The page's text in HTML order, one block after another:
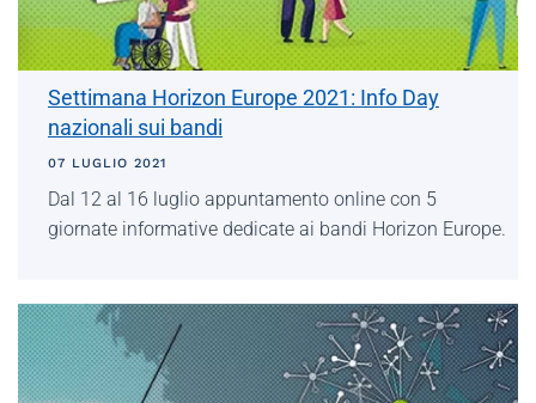
Settimana Horizon Europe 2021: Info Day
nazionali sui bandi
07 LUGLIO 2021
Dal 12 al 16 luglio appuntamento online con 5
giornate informative dedicate ai bandi Horizon Europe.